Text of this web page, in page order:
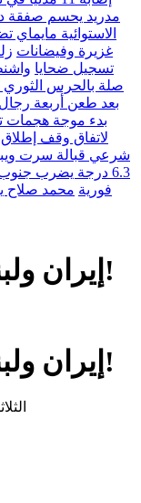
مدريد يحسم صفقة
الاستوائية
غزيرة وفيضانات
تسجيل ضحايا
صلة بالحرس الثوري
بعد طعن أربعة
بدء موجة هجمات
لاتفاق وقف إطلاق
شرعي قبالة سرت
6.3 درجة يضرب
فورية محمد صلاح
إيران ولبنان... من الحُبّ ما قتل!
إيران ولبنان... من الحُبّ ما قتل!
04:05 2026